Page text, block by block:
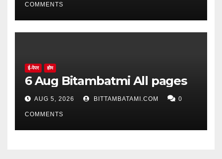
COMMENTS
ई-पेपर होम
6 Aug Bitambatmi All pages
AUG 5, 2026 BITTAMBATAMI.COM 0
COMMENTS